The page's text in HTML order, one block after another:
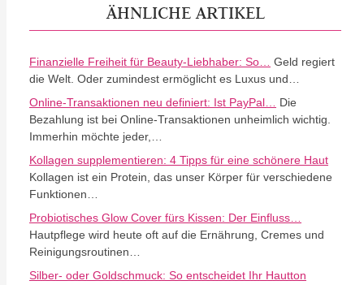
ÄHNLICHE ARTIKEL
Finanzielle Freiheit für Beauty-Liebhaber: So…
Geld regiert
die Welt. Oder zumindest ermöglicht es Luxus und…
Online-Transaktionen neu definiert: Ist PayPal…
Die
Bezahlung ist bei Online-Transaktionen unheimlich wichtig.
Immerhin möchte jeder,…
Kollagen supplementieren: 4 Tipps für eine schönere Haut
Kollagen ist ein Protein, das unser Körper für verschiedene
Funktionen…
Probiotisches Glow Cover fürs Kissen: Der Einfluss…
Hautpflege wird heute oft auf die Ernährung, Cremes und
Reinigungsroutinen…
Silber- oder Goldschmuck: So entscheidet Ihr Hautton